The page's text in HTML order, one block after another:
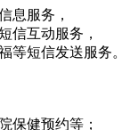
息服务，
信互动服务，
等短信发送服务。
保健预约等；